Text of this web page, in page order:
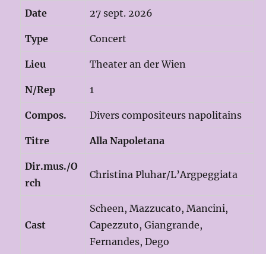
Date 27 sept. 2026
Type Concert
Lieu Theater an der Wien
N/Rep 1
Compos. Divers compositeurs napolitains
Titre Alla Napoletana
Dir.mus./O
rch
Christina Pluhar/L’Argpeggiata
Cast
Scheen, Mazzucato, Mancini,
Capezzuto, Giangrande,
Fernandes, Dego